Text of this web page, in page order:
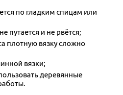
по гладким спицам или
путается и не рвётся;
плотную вязку сложно
вязки;
деревянные